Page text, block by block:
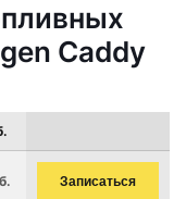
Caddy
Записаться